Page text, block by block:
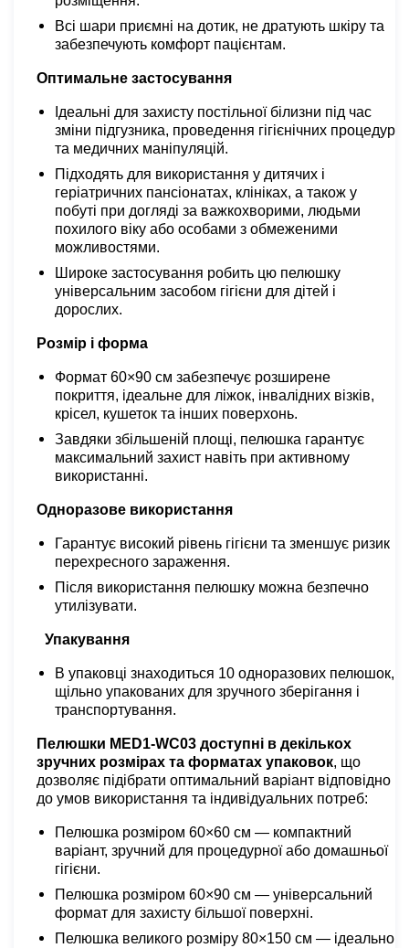
Всі шари приємні на дотик, не дратують шкіру та
забезпечують комфорт пацієнтам.
Оптимальне застосування
Ідеальні для захисту постільної білизни під час
зміни підгузника, проведення гігієнічних процедур
та медичних маніпуляцій.
Підходять для використання у дитячих і
геріатричних пансіонатах, клініках, а також у
побуті при догляді за важкохворими, людьми
похилого віку або особами з обмеженими
можливостями.
Широке застосування робить цю пелюшку
універсальним засобом гігієни для дітей і
дорослих.
Розмір і форма
Формат 60×90 см забезпечує розширене
покриття, ідеальне для ліжок, інвалідних візків,
крісел, кушеток та інших поверхонь.
Завдяки збільшеній площі, пелюшка гарантує
максимальний захист навіть при активному
використанні.
Одноразове використання
Гарантує високий рівень гігієни та зменшує ризик
перехресного зараження.
Після використання пелюшку можна безпечно
утилізувати.
Упакування
В упаковці знаходиться 10 одноразових пелюшок,
щільно упакованих для зручного зберігання і
транспортування.
Пелюшки MED1-WC03 доступні в декількох
зручних розмірах та форматах упаковок, що
дозволяє підібрати оптимальний варіант відповідно
до умов використання та індивідуальних потреб:
Пелюшка розміром 60×60 см — компактний
варіант, зручний для процедурної або домашньої
гігієни.
Пелюшка розміром 60×90 см — універсальний
формат для захисту більшої поверхні.
Пелюшка великого розміру 80×150 см — ідеально